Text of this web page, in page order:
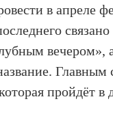
в апреле
вечером»,
пройдёт